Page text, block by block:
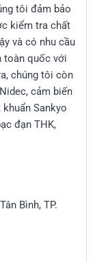
tôi đảm bảo
kiểm tra chất
và có nhu cầu
toàn quốc với
chúng tôi còn
cảm biến
Sankyo
đạn THK,
Bình, TP.